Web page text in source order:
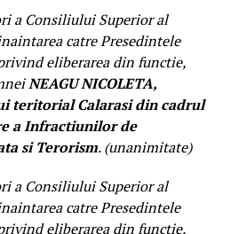
a Consiliului Superior al
catre Presedintele
eliberarea din functie,
NEAGU NICOLETA,
teritorial Calarasi din cadrul
a Infractiunilor de
si Terorism. (unanimitate)
a Consiliului Superior al
catre Presedintele
eliberarea din functie,